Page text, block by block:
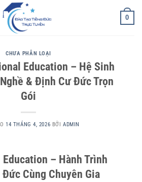
0
CHƯA PHÂN LOẠI
Education – Hệ Sinh
& Định Cư Đức Trọn
Gói
14 THÁNG 4, 2026 BỞI ADMIN
– Hành Trình
Cùng Chuyên Gia